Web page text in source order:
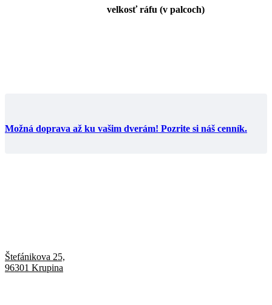
velkosť ráfu (v palcoch)
Možná doprava až ku vašim dverám! Pozrite si náš cenník.
Štefánikova 25,
96301 Krupina